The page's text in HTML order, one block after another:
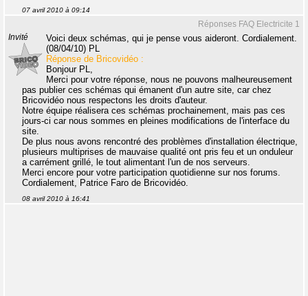
07 avril 2010 à 09:14
Réponses FAQ Electricite 1
Invité
Voici deux schémas, qui je pense vous aideront. Cordialement.
(08/04/10) PL
Réponse de Bricovidéo :
Bonjour PL,
Merci pour votre réponse, nous ne pouvons malheureusement
pas publier ces schémas qui émanent d'un autre site, car chez
Bricovidéo nous respectons les droits d'auteur.
Notre équipe réalisera ces schémas prochainement, mais pas ces
jours-ci car nous sommes en pleines modifications de l'interface du
site.
De plus nous avons rencontré des problèmes d'installation électrique,
plusieurs multiprises de mauvaise qualité ont pris feu et un onduleur
a carrément grillé, le tout alimentant l'un de nos serveurs.
Merci encore pour votre participation quotidienne sur nos forums.
Cordialement, Patrice Faro de Bricovidéo.
08 avril 2010 à 16:41